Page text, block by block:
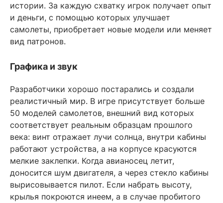
истории. За каждую схватку игрок получает опыт
и деньги, с помощью которых улучшает
самолеты, приобретает новые модели или меняет
вид патронов.
Графика и звук
Разработчики хорошо постарались и создали
реалистичный мир. В игре присутствует больше
50 моделей самолетов, внешний вид которых
соответствует реальным образцам прошлого
века: винт отражает лучи солнца, внутри кабины
работают устройства, а на корпусе красуются
мелкие заклепки. Когда авианосец летит,
доносится шум двигателя, а через стекло кабины
вырисовывается пилот. Если набрать высоту,
крылья покроются инеем, а в случае пробитого